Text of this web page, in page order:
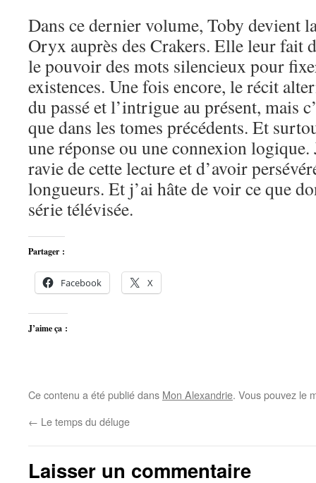
Dans ce dernier volume, Toby devient
Oryx auprès des Crakers. Elle leur fait
le pouvoir des mots silencieux pour
existences. Une fois encore, le récit
du passé et l’intrigue au présent, mais
que dans les tomes précédents. Et
une réponse ou une connexion logique.
ravie de cette lecture et d’avoir
longueurs. Et j’ai hâte de voir ce que
série télévisée.
Partager :
Facebook X
J’aime ça :
Ce contenu a été publié dans Mon Alexandrie. Vous pouvez le
← Le temps du déluge
Laisser un commentaire